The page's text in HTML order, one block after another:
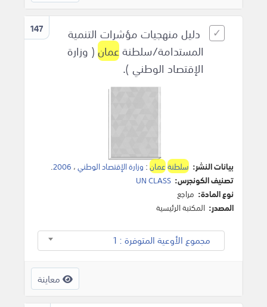
147
دليل منهجيات مؤشرات التنمية
المستدامة/سلطنةعمان( وزارة
الإقتصاد الوطني ).
بيانات النشر: سلطنةعمان: وزارة الإقتصاد الوطني، 2006
.
تصنيف الكونجرس: UN CLASS
نوع المادة: مراجع
المصدر: المكتبة الرئيسية
مجموع الأوعية المتوفرة : 1
معاينة